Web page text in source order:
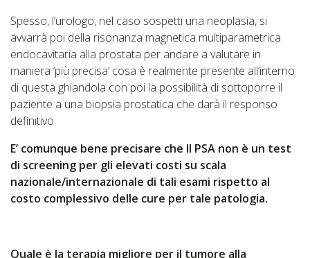
Spesso, l’urologo, nel caso sospetti una neoplasia, si
avvarrà poi della risonanza magnetica multiparametrica
endocavitaria alla prostata per andare a valutare in
maniera ‘più precisa’ cosa è realmente presente all’interno
di questa ghiandola con poi la possibilità di sottoporre il
paziente a una biopsia prostatica che darà il responso
definitivo.
E’ comunque bene precisare che Il PSA non è un test
di screening per gli elevati costi su scala
nazionale/internazionale di tali esami rispetto al
costo complessivo delle cure per tale patologia.
Quale è la terapia migliore per il tumore alla